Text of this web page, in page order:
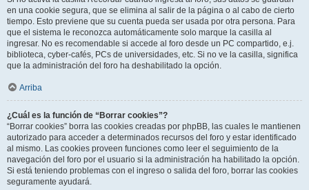
en una cookie segura, que se elimina al salir de la página o al cabo de cierto
tiempo. Esto previene que su cuenta pueda ser usada por otra persona. Para
que el sistema le reconozca automáticamente solo marque la casilla al
ingresar. No es recomendable si accede al foro desde un PC compartido, e.j.
biblioteca, cyber-cafés, PCs de universidades, etc. Si no ve la casilla, significa
que la administración del foro ha deshabilitado la opción.
Arriba
¿Cuál es la función de “Borrar cookies”?
“Borrar cookies” borra las cookies creadas por phpBB, las cuales le mantienen
autorizado para acceder a determinados recursos del foro y estar identificado
al mismo. Las cookies proveen funciones como leer el seguimiento de la
navegación del foro por el usuario si la administración ha habilitado la opción.
Si está teniendo problemas con el ingreso o salida del foro, borrar las cookies
seguramente ayudará.